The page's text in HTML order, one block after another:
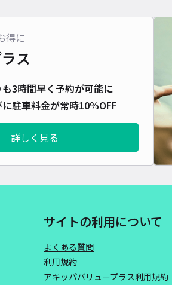
得に
ス
3時間早く予約が可能に
駐車料金が常時10%OFF
詳しく見る
サイトの利用について
よくある質問
利用規約
アキッパバリュープラス利用規約